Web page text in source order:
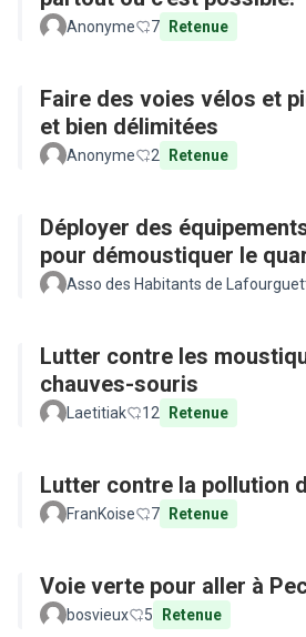
Anonyme 7 Retenue
Faire des voies vélos et
et bien délimitées
Anonyme 2 Retenue
Déployer des
pour démoustiquer le
Asso des Habitants de
Lutter contre les
chauves-souris
Laetitiak 12 Retenue
Lutter contre la pollution
FranKoise 7 Retenue
Voie verte pour aller à
bosvieux 5 Retenue